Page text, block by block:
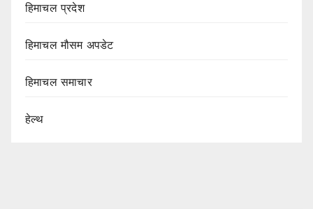
हिमाचल प्रदेश
हिमाचल मौसम अपडेट
हिमाचल समाचार
हेल्थ